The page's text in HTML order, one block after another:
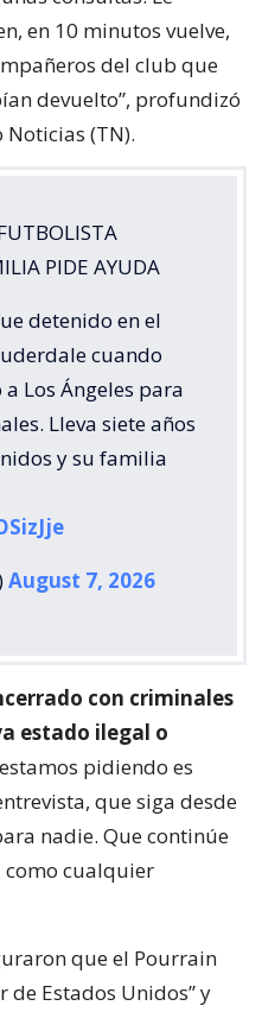
en 10 minutos vuelve,
del club que
devuelto”, profundizó
(TN).
PIDE AYUDA
detenido en el
cuando
Los Ángeles para
Lleva siete años
y su familia
August 7, 2026
con criminales
estado ilegal o
pidiendo es
que siga desde
nadie. Que continúe
como cualquier
que el Pourrain
Estados Unidos” y